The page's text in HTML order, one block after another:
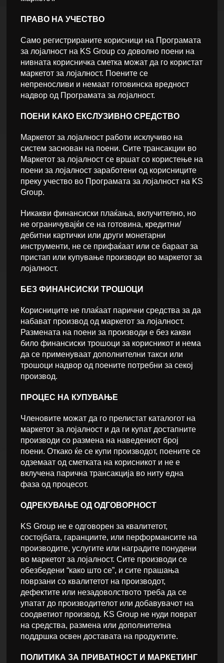
ПРАВО НА УЧЕСТВО
Само регистрираните корисници на Програмата
за лојалност на KS Group со доволно поени на
нивната корисничка сметка можат да го користат
маркетот за лојалност. Поените се
непреносливи и немаат готовинска вредност
надвор од Програмата за лојалност.
ПОЕНИ КАКО ЕКСЛУЗИВНО СРЕДСТВО
Маркетот за лојалност работи исклучиво на
систем заснован на поени. Сите трансакции во
Маркетот за лојалност се вршат со користење на
поени за лојалност заработени од корисниците
преку учество во Програмата за лојалност на KS
Group.
Никакви финансиски плаќања, вклучително, но
не ограничувајќи се на готовина, кредитни/
дебитни картички или други монетарни
инструменти, не се прифаќаат или се бараат за
пристап или купување производи во маркетот за
лојалност.
БЕЗ ФИНАНСИСКИ ТРОШОЦИ
Корисниците не плаќаат парични средства за да
набават производ од маркетот за лојалност.
Размената на поени за производи е без какви
било финансиски трошоци за корисникот и нема
да се применуваат дополнителни такси или
трошоци надвор од поените потребни за секој
производ.
ПРОЦЕС НА КУПУВАЊЕ
Членовите можат да го прелистат каталогот на
маркетот за лојалност и да ги купат достапните
производи со размена на наведениот број
поени. Откако ќе се купи производот, поените се
одземаат од сметката на корисникот и не е
вклучена парична трансакција во ниту една
фаза од процесот.
ОДРЕКУВАЊЕ ОД ОДГОВОРНОСТ
KS Group не е одговорен за квалитетот,
состојбата, гаранциите, или перформансите на
производите, услугите или наградите понудени
во маркетот за лојалност. Сите производи се
обезбедени “како што се”, и сите прашања
поврзани со квалитетот на производот,
дефектите или незадоволството треба да се
упатат до производителот или добавувачот на
соодветиот производ. KS Group не нуди поврат
на средства, размена или дополнителна
поддршка освен доставата на продуктите.
ПОЛИТИКА ЗА ПРИВАТНОСТ И МАРКЕТИНГ